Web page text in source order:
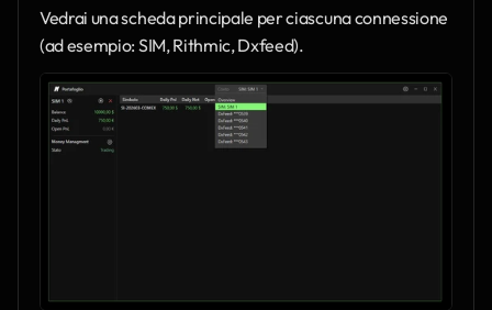
Vedrai una scheda principale per ciascuna connessione
(ad esempio: SIM, Rithmic, Dxfeed).